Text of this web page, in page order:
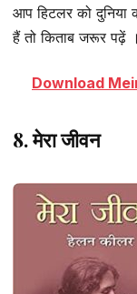
आप हिटलर को दुनिया
हैं तो किताब जरूर पढ़ें ।
Download
8. मेरा जीवन